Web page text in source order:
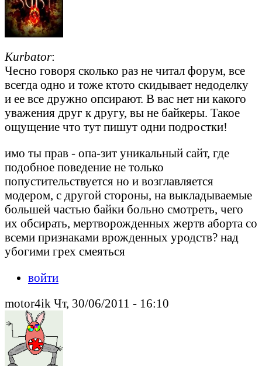
Kurbator:
Чесно говоря сколько раз не читал форум, все
всегда одно и тоже ктото скидывает недоделку
и ее все дружно опсирают. В вас нет ни какого
уважения друг к другу, вы не байкеры. Такое
ощущение что тут пишут одни подростки!
имо ты прав - опа-зит уникальный сайт, где
подобное поведение не только
попустительствуется но и возглавляется
модером, с другой стороны, на выкладываемые
большей частью байки больно смотреть, чего
их обсирать, мертворожденных жертв аборта со
всеми признаками врожденных уродств? над
убогими грех смеяться
войти
motor4ik Чт, 30/06/2011 - 16:10